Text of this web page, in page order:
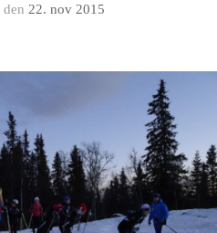
den 22. nov 2015